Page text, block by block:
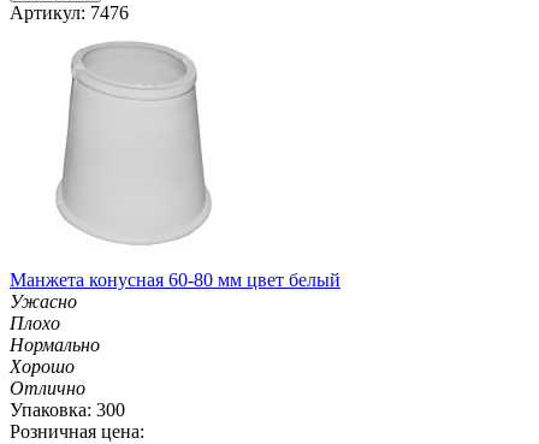
Артикул: 7476
Манжета конусная 60-80 мм цвет белый
Ужасно
Плохо
Нормально
Хорошо
Отлично
Упаковка: 300
Розничная цена: